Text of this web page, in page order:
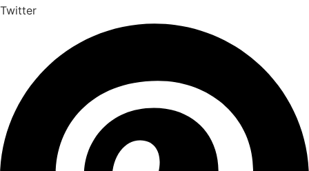
Twitter